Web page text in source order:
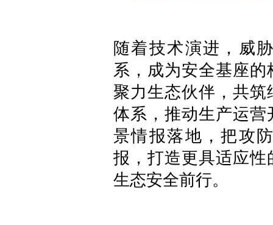
随着技术演进，威
系，成为安全基座
聚力生态伙伴，共
体系，推动生产运
景情报落地，把攻
报，打造更具适应
生态安全前行。